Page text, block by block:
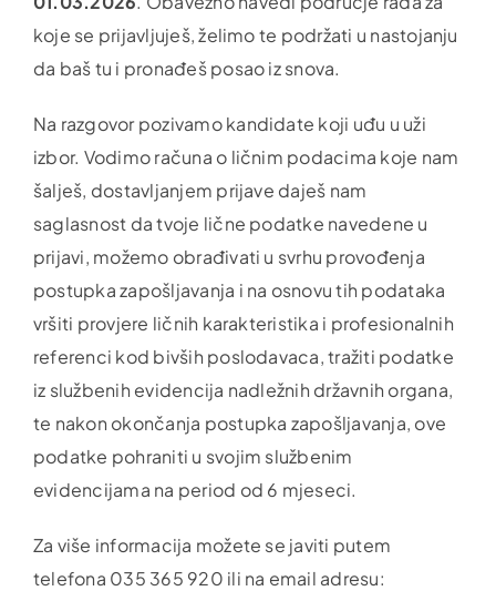
koje se prijavljuješ, želimo te podržati u nastojanju
da baš tu i pronađeš posao iz snova.
Na razgovor pozivamo kandidate koji uđu u uži
izbor. Vodimo računa o ličnim podacima koje nam
šalješ, dostavljanjem prijave daješ nam
saglasnost da tvoje lične podatke navedene u
prijavi, možemo obrađivati u svrhu provođenja
postupka zapošljavanja i na osnovu tih podataka
vršiti provjere ličnih karakteristika i profesionalnih
referenci kod bivših poslodavaca, tražiti podatke
iz službenih evidencija nadležnih državnih organa,
te nakon okončanja postupka zapošljavanja, ove
podatke pohraniti u svojim službenim
evidencijama na period od 6 mjeseci.
Za više informacija možete se javiti putem
telefona 035 365 920 ili na email adresu: